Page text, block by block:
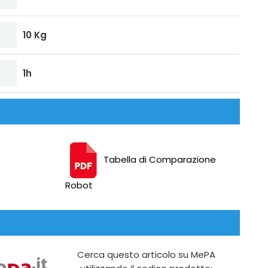
10 Kg
1h
Tabella di Comparazione
Robot
Cerca questo articolo su MePA